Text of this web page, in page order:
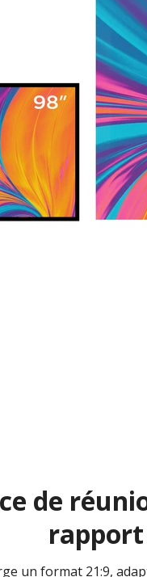
de
rapport
un format 21:9,